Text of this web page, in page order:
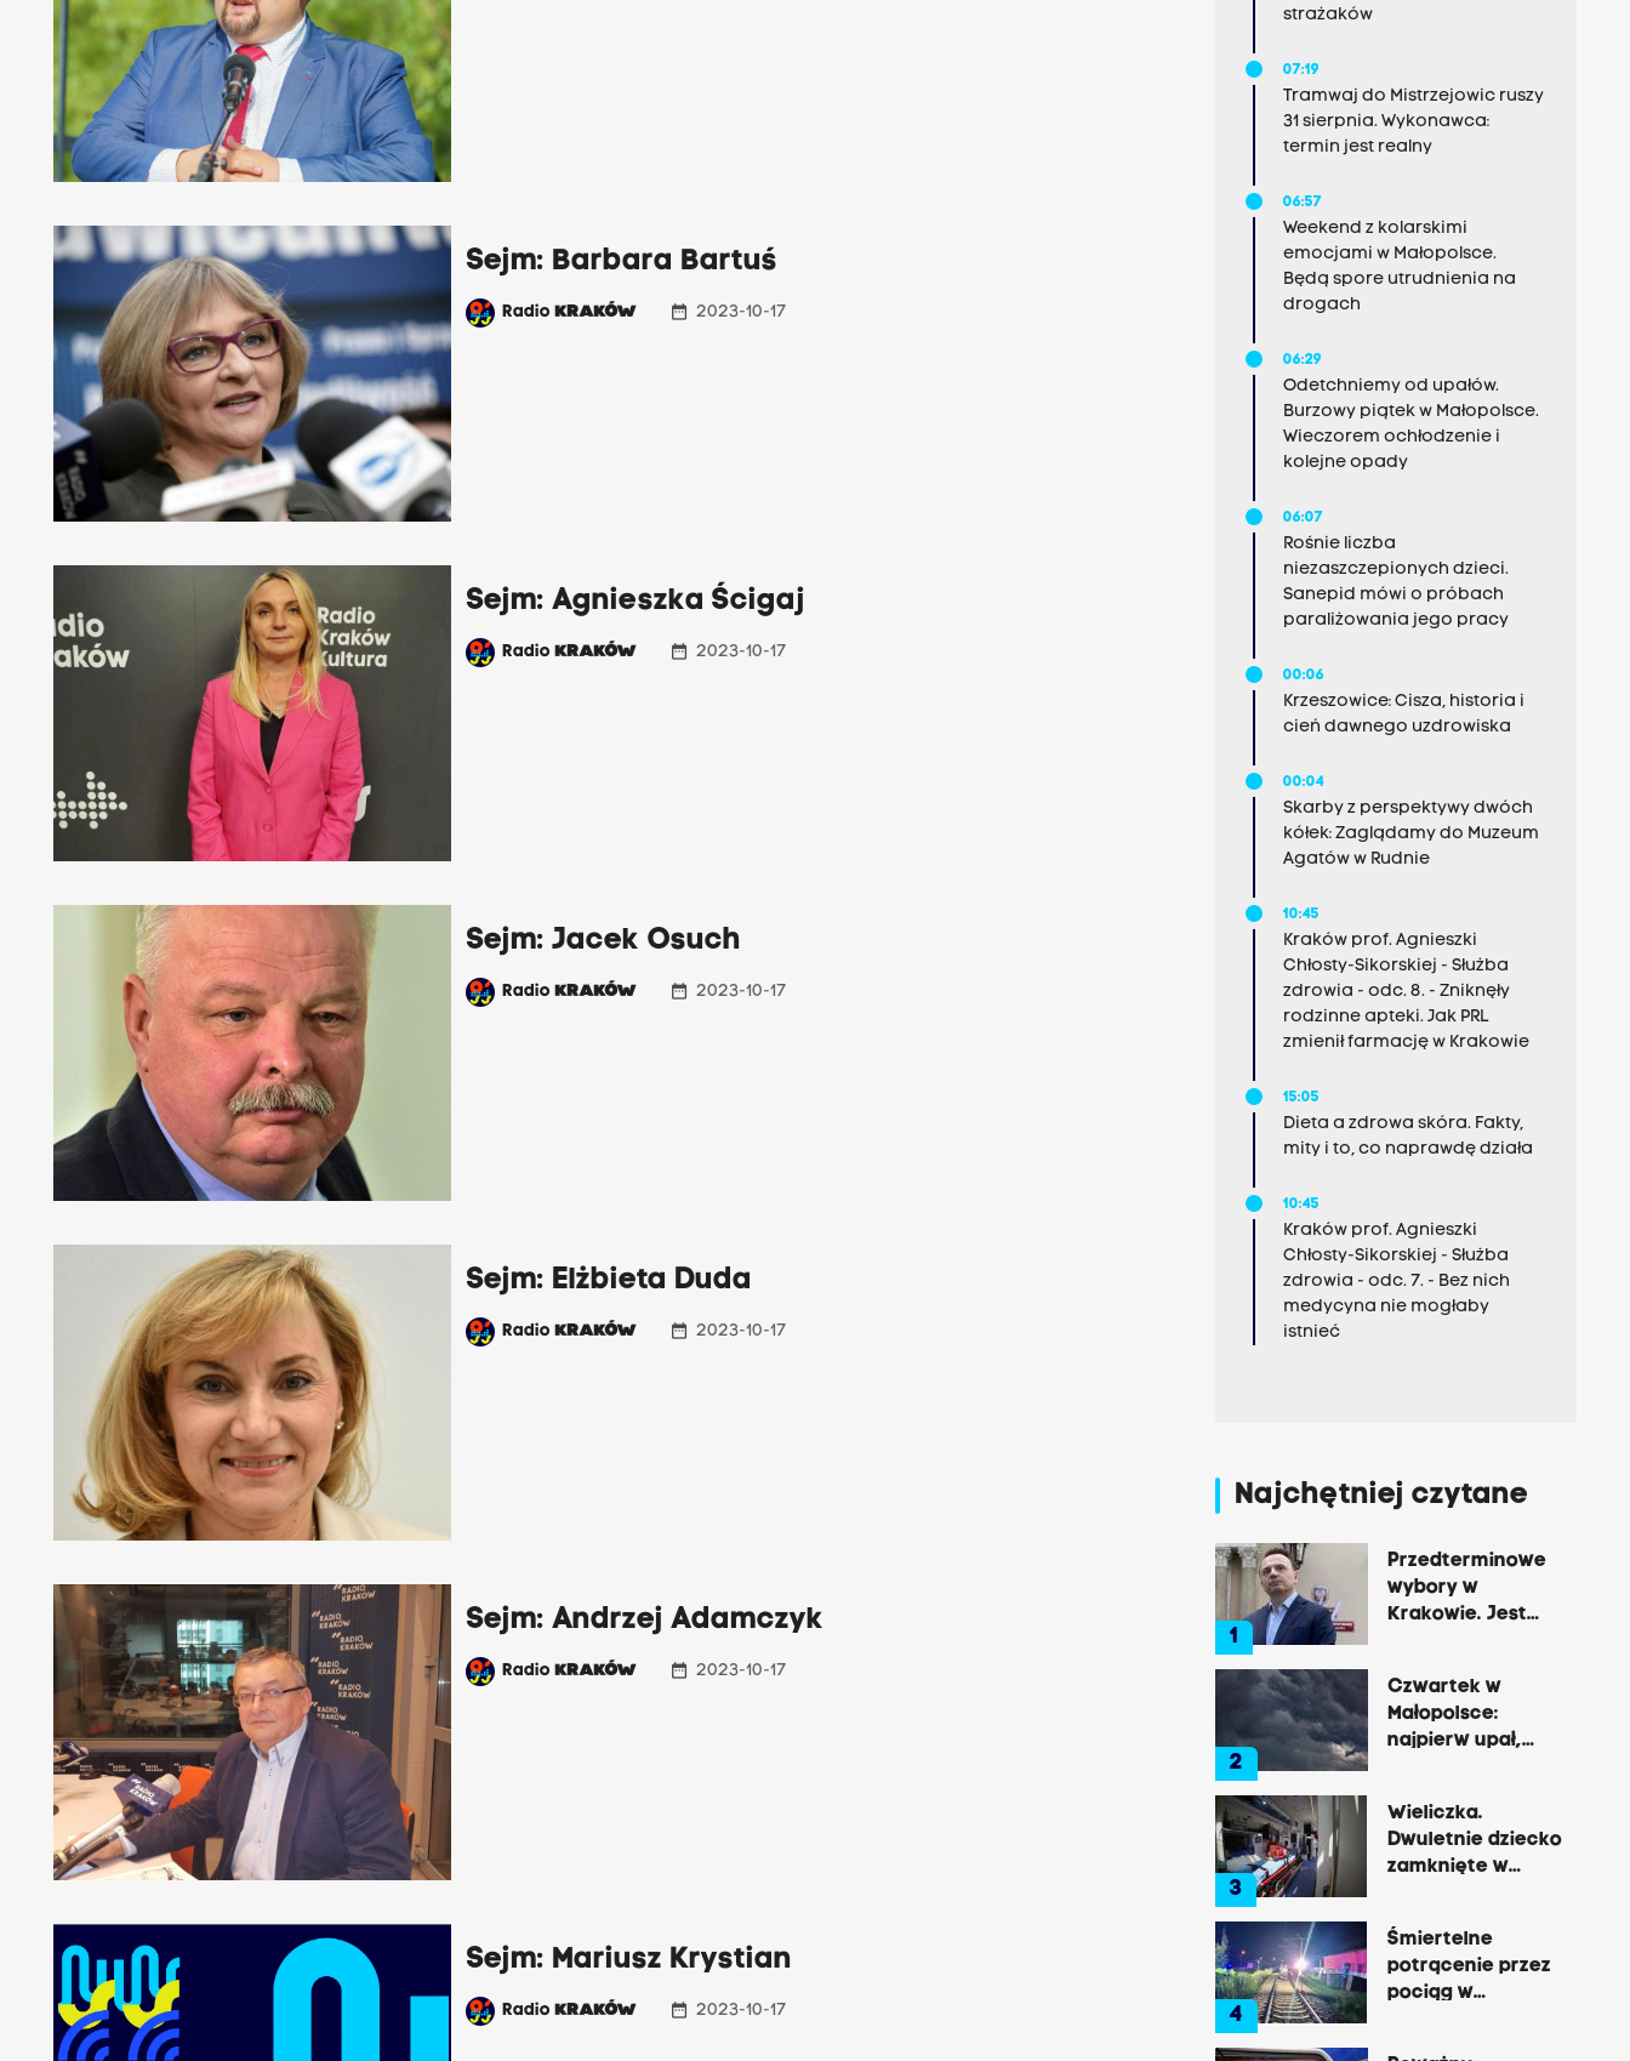
Sejm: Barbara Bartuś
RadioKRAKÓW date_range 2023-10-17
Sejm: Agnieszka Ścigaj
RadioKRAKÓW date_range 2023-10-17
Sejm: Jacek Osuch
RadioKRAKÓW date_range 2023-10-17
Sejm: Elżbieta Duda
RadioKRAKÓW date_range 2023-10-17
Sejm: Andrzej Adamczyk
RadioKRAKÓW date_range 2023-10-17
Sejm: Mariusz Krystian
RadioKRAKÓW date_range 2023-10-17
strażaków
07:19
Tramwaj do Mistrzejowic ruszy
31 sierpnia. Wykonawca:
termin jest realny
06:57
Weekend z kolarskimi
emocjami w Małopolsce.
Będą spore utrudnienia na
drogach
06:29
Odetchniemy od upałów.
Burzowy piątek w Małopolsce.
Wieczorem ochłodzenie i
kolejne opady
06:07
Rośnie liczba
niezaszczepionych dzieci.
Sanepid mówi o próbach
paraliżowania jego pracy
00:06
Krzeszowice: Cisza, historia i
cień dawnego uzdrowiska
00:04
Skarby z perspektywy dwóch
kółek: Zaglądamy do Muzeum
Agatów w Rudnie
10:45
Kraków prof. Agnieszki
Chłosty-Sikorskiej - Służba
zdrowia - odc. 8. - Zniknęły
rodzinne apteki. Jak PRL
zmienił farmację w Krakowie
15:05
Dieta a zdrowa skóra. Fakty,
mity i to, co naprawdę działa
10:45
Kraków prof. Agnieszki
Chłosty-Sikorskiej - Służba
zdrowia - odc. 7. - Bez nich
medycyna nie mogłaby
istnieć
Najchętniej czytane
1
Przedterminowe
wybory w
Krakowie. Jest
2
Czwartek w
Małopolsce:
najpierw upał,
3
Wieliczka.
Dwuletnie dziecko
zamknięte w
zakupach
4
Śmiertelne
potrącenie przez
pociąg w